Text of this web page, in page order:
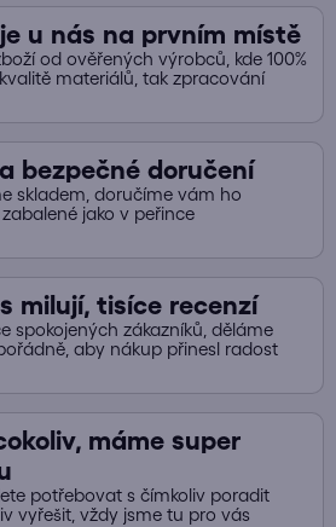
ý
p
i
u
u nás na prvním místě
od ověřených výrobců, kde 100%
materiálů, tak zpracování
bezpečné doručení
skladem, doručíme vám ho
jako v peřince
milují, tisíce recenzí
spokojených zákazníků, děláme
aby nákup přinesl radost
máme super
potřebovat s čímkoliv poradit
vyřešit, vždy jsme tu pro vás